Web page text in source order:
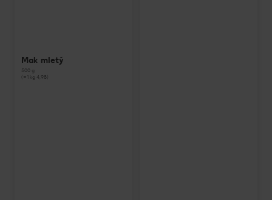
Mak mletý
500 g
(=1 kg 4,98)